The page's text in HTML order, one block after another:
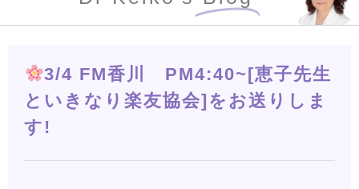
3/4 FM香川 PM4:40~[恵子先生
といきなり楽友協会]をお送りしま
す!